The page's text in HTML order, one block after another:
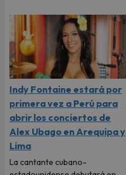
Indy Fontaine estará por
primera vez a Perú para
abrir los conciertos de
Alex Ubago en Arequipa y
Lima
La cantante cubano-